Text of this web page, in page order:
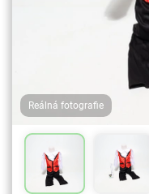
Reálná fotografie